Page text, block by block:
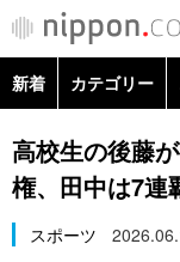
カテゴリー
新着 カテゴリー
政治・外交
経済・ビジネス
高校生の後藤
権、田中は7連
スポーツ